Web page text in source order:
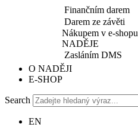
Finančním darem
Darem ze závěti
Nákupem v e-shopu
NADĚJE
Zasláním DMS
O NADĚJI
E-SHOP
Search
EN